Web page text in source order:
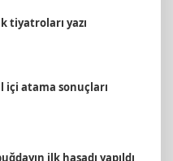
tiyatroları yazı
atama sonuçları
ilk hasadı yapıldı